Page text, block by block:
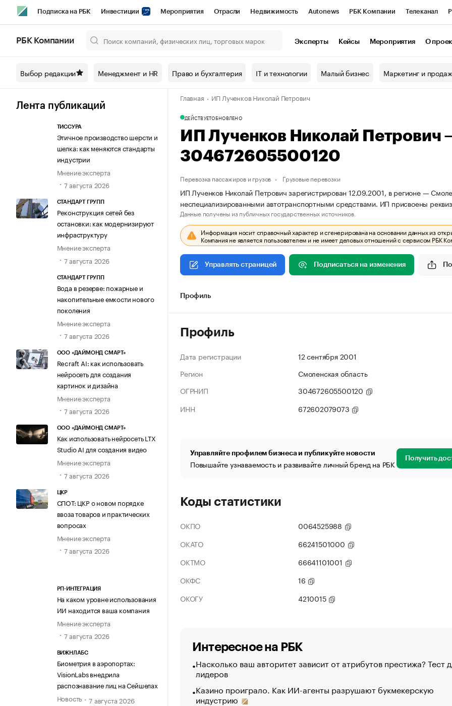
Подписка на РБК Инвестиции Мероприятия Отрасли Недвижимость Autonews РБК Компании Телеканал
Спецпроекты СПб Конференции СПб Спецпроекты Проверка контрагентов
Технологии и медиа Рынок наличной валюты
РБК Компании Эксперты Кейсы Мероприятия О
Выбор редакции Менеджмент и HR Право и бухгалтерия IT и технологии Малый бизнес Маркетинг и
Лента публикаций
ТИССУРА
Этичное производство шерсти и
шелка: как меняются стандарты
индустрии
Мнение эксперта
7 августа 2026
СТАНДАРТ ГРУПП
Реконструкция сетей без
остановки: как модернизируют
инфраструктуру
Мнение эксперта
7 августа 2026
СТАНДАРТ ГРУПП
Вода в резерве: пожарные и
накопительные емкости нового
поколения
Мнение эксперта
7 августа 2026
ООО «ДАЙМОНД СМАРТ»
Recraft AI: как использовать
нейросеть для создания
картинок и дизайна
Мнение эксперта
7 августа 2026
ООО «ДАЙМОНД СМАРТ»
Как использовать нейросеть LTX
Studio AI для создания видео
Мнение эксперта
7 августа 2026
ЦКР
СПОТ: ЦКР о новом порядке
ввоза товаров и практических
вопросах
Мнение эксперта
7 августа 2026
РП-ИНТЕГРАЦИЯ
На каком уровне использования
ИИ находится ваша компания
Мнение эксперта
7 августа 2026
ВИЖНЛАБС
Биометрия в аэропортах:
VisionLabs внедрила
распознавание лиц на Сейшелах
Новость
7 августа 2026
Главная ИП Лученков Николай Петрович
ДЕЙСТВУЕТОБНОВЛЕНО
ИП Лученков Николай
304672605500120
Перевозка пассажиров и грузов Грузовые перевозки
ИП Лученков Николай Петрович зарегистрирован 12.09.2001, в регионе —
неспециализированными автотранспортными средствами. ИП присвоены
Данные получены из публичных государственных источников.
Информация носит справочный характер и сгенерирована на основании данных из
Компания не является пользователем и не имеет деловых отношений с сервисом РБК
Управлять страницей Подписаться на изменения
Профиль
Профиль
Дата регистрации
12 сентября 2001
Регион
Смоленская область
ОГРНИП
304672605500120
ИНН
672602079073
Управляйте профилем бизнеса и публикуйте новости
Повышайте узнаваемость и развивайте личный бренд на РБК Получить
Коды статистики
ОКПО
0064525988
ОКАТО
66241501000
ОКТМО
66641101001
ОКФС
16
ОКОГУ
4210015
Интересное на РБК
Насколько ваш авторитет зависит от атрибутов престижа? Тест
лидеров
Казино проиграло. Как ИИ-агенты разрушают букмекерскую
индустрию